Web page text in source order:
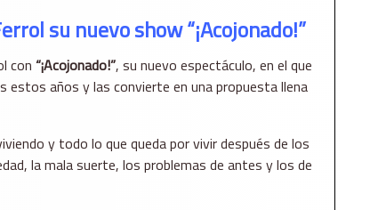
su nuevo show “¡Acojonado!”
con “¡Acojonado!”, su nuevo espectáculo, en el que
estos años y las convierte en una propuesta llena
y todo lo que queda por vivir después de los
la mala suerte, los problemas de antes y los de